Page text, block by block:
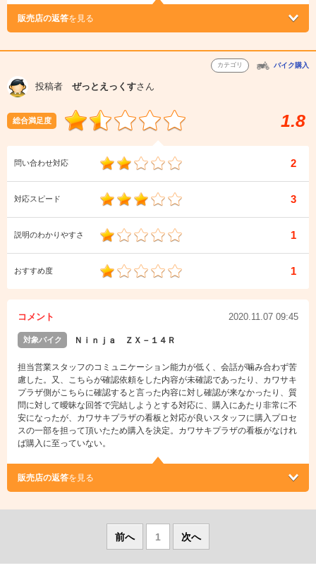
販売店の返答を見る
カテゴリ バイク購入
投稿者 ぜっとえっくすさん
総合満足度 1.8
問い合わせ対応 2
対応スピード 3
説明のわかりやすさ 1
おすすめ度 1
コメント 2020.11.07 09:45
対象バイク Ｎｉｎｊａ ＺＸ－１４Ｒ
担当営業スタッフのコミュニケーション能力が低く、会話が噛み合わず苦
慮した。又、こちらが確認依頼をした内容が未確認であったり、カワサキ
プラザ側がこちらに確認すると言った内容に対し確認が来なかったり、質
問に対して曖昧な回答で完結しようとする対応に、購入にあたり非常に不
安になったが、カワサキプラザの看板と対応が良いスタッフに購入プロセ
スの一部を担って頂いたため購入を決定。カワサキプラザの看板がなけれ
ば購入に至っていない。
販売店の返答を見る
前へ 1 次へ